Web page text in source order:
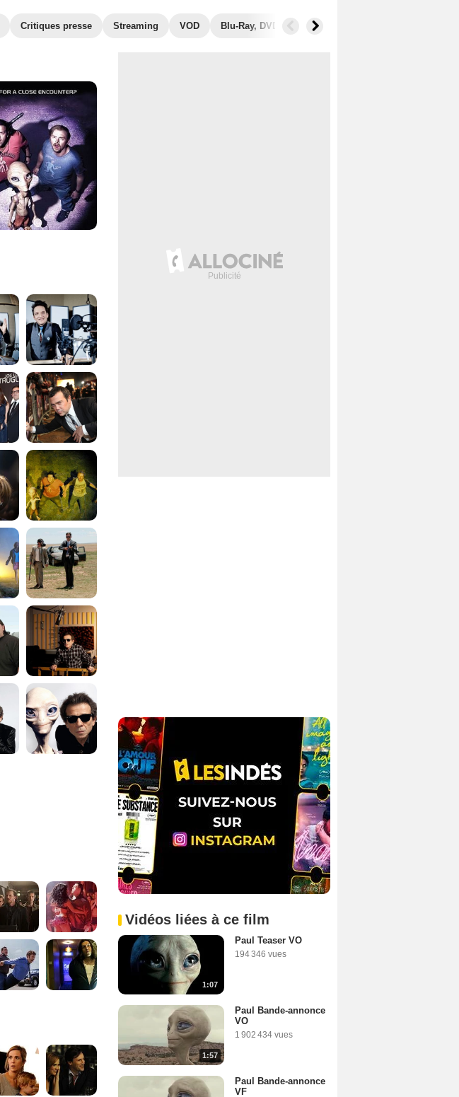
Critiques presse Streaming VOD Blu-Ray, DVD Photos
Vidéos liées à ce film
1:07
Paul Teaser VO
194 346 vues
1:57
Paul Bande-annonce
VO
1 902 434 vues
Paul Bande-annonce
VF